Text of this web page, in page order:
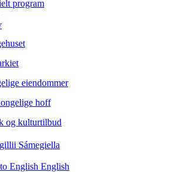
program
eiendommer
hoff
og kulturtilbud
Sámegiella
English English